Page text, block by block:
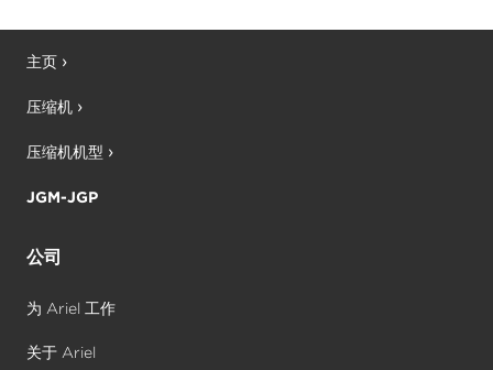
主页
压缩机
压缩机机型
JGM-JGP
公司
为 Ariel 工作
关于 Ariel